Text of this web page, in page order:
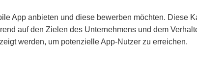
App anbieten und diese bewerben möchten. Diese
auf den Zielen des Unternehmens und dem
werden, um potenzielle App-Nutzer zu erreichen.